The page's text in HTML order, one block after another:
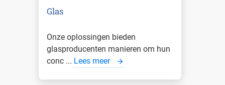
Glas
Onze oplossingen bieden
glasproducenten manieren om hun
conc ... Lees meer